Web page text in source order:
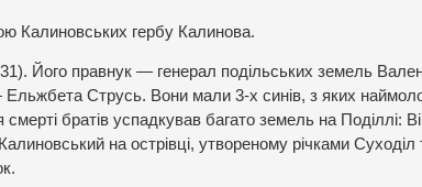
Калиновських гербу Калинова.
Його правнук — генерал подільських земель
Струсь. Вони мали 3-х синів, з яких
братів успадкував багато земель на Поділлі:
на острівці, утвореному річками Суходіл